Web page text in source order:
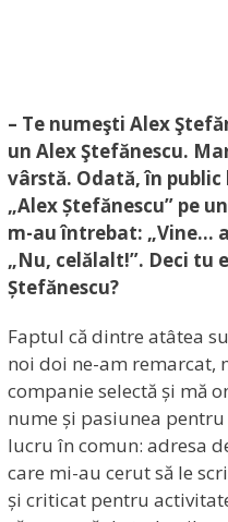
– Te numeşti Alex
un Alex Ştefănescu.
vârstă. Odată, în
„Alex Ștefănescu” pe
m-au întrebat: „Vine…
„Nu, celălalt!”. Deci tu
Ștefănescu?
Faptul că dintre atâtea
noi doi ne-am remarcat,
companie selectă și mă
nume și pasiunea pentru
lucru în comun: adresa
care mi-au cerut să le
și criticat pentru